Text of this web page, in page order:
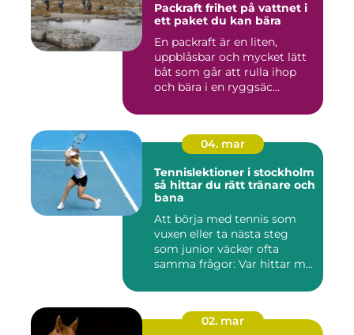
Packraft frihet på vattnet i
ett paket du kan bära
En packraft är en liten,
uppblåsbar och mycket lätt
båt som går att rulla ihop
och bära i en ryggsäc...
04. mar
Tennislektioner i stockholm
så hittar du rätt tränare och
bana
Att börja med tennis som
vuxen eller ta nästa steg
som junior väcker ofta
samma frågor: Var hittar m...
02. mar